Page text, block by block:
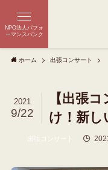
NPO法人パフォ
ーマンスバンク
ホーム 出張コンサート
【出張
け！新し
2021
9/22
出張コンサート